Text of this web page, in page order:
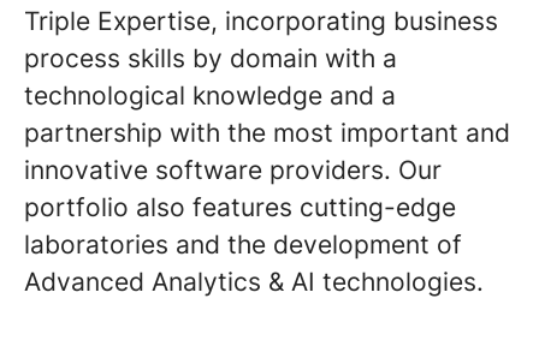
Triple Expertise, incorporating business
process skills by domain with a
technological knowledge and a
partnership with the most important and
innovative software providers. Our
portfolio also features cutting-edge
laboratories and the development of
Advanced Analytics & AI technologies.